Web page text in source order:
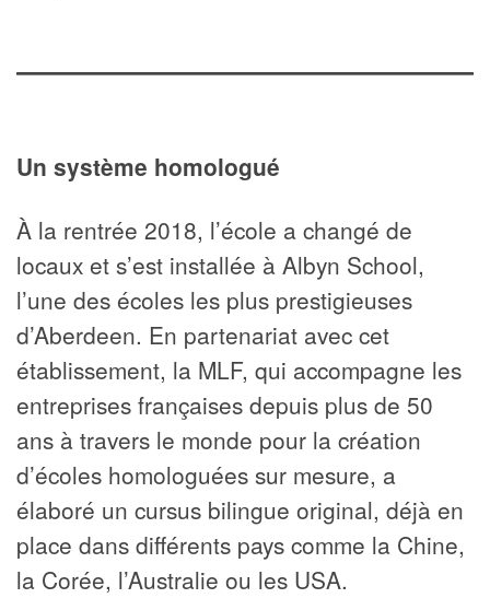
Un système homologué
À la rentrée 2018, l’école a changé de
locaux et s’est installée à Albyn School,
l’une des écoles les plus prestigieuses
d’Aberdeen. En partenariat avec cet
établissement, la MLF, qui accompagne les
entreprises françaises depuis plus de 50
ans à travers le monde pour la création
d’écoles homologuées sur mesure, a
élaboré un cursus bilingue original, déjà en
place dans différents pays comme la Chine,
la Corée, l’Australie ou les USA.